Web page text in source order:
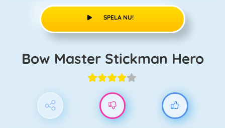
SPELA NU!
Bow Master Stickman Hero